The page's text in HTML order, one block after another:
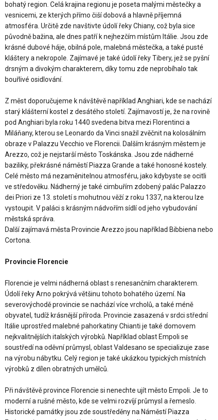
bohatý region. Celá krajina regionu je poseta malými městečky a
vesnicemi, ze kterých přímo čiší dobová a hlavně příjemná
atmosféra. Určitě zde navštivte údolí řeky Chiany, což byla sice
původně bažina, ale dnes patří k nejhezčím místům Itálie. Jsou zde
krásné dubové háje, obilná pole, malebná městečka, a také pusté
kláštery a nekropole. Zajímavé je také údolí řeky Tibery, jež se pyšní
drsným a divokým charakterem, díky tomu zde neprobíhalo tak
bouřlivé osidlování.
Z měst doporučujeme k návštěvě například Anghiari, kde se nachází
starý klášterní kostel z desátého století. Zajímavostí je, že na rovině
pod Anghiari byla roku 1440 svedena bitva mezi Florentinci a
Miláňany, kterou se Leonardo da Vinci snažil zvěčnit na kolosálním
obraze v Palazzu Vecchio ve Florencii. Dalším krásným městem je
Arezzo, což je nejstarší město Toskánska. Jsou zde nádherné
baziliky, překrásné náměstí Piazza Grande a také honosné kostely.
Celé město má nezaměnitelnou atmosféru, jako kdybyste se ocitli
ve středověku. Nádherný je také cimbuřím zdobený palác Palazzo
dei Priori ze 13. století s mohutnou věží z roku 1337, na kterou lze
vystoupit. V paláci s krásným nádvořím sídlí od jeho vybudování
městská správa.
Další zajímavá města Provincie Arezzo jsou například Bibbiena nebo
Cortona.
Provincie Florencie
Florencie je velmi nádherná oblast s renesančním charakterem.
Údolí řeky Arno pokrývá většinu tohoto bohatého území. Na
severovýchodě provincie se nachází více vrcholů, a také méně
obyvatel, tudíž krásnější příroda. Provincie zasazená v srdci střední
Itálie uprostřed malebné pahorkatiny Chianti je také domovem
nejkvalitnějších italských výrobků. Například oblast Empoli se
soustředí na oděvní průmysl, oblast Valdesano se specializuje zase
na výrobu nábytku. Celý region je také ukázkou typických místních
výrobků z dílen obratných umělců.
Při návštěvě province Florencie si nenechte ujít město Empoli. Je to
moderní a rušné město, kde se velmi rozvíjí průmysl a řemeslo.
Historické památky jsou zde soustředěny na Náměstí Piazza